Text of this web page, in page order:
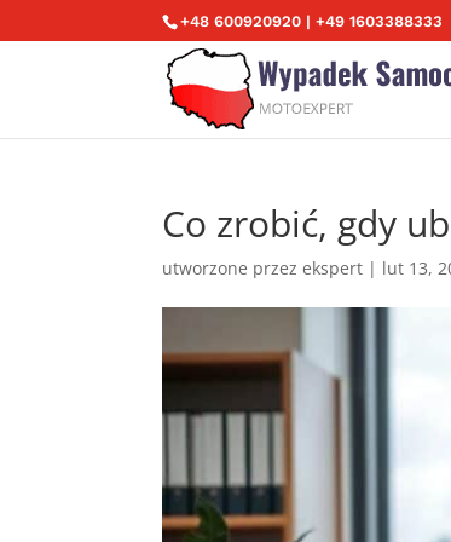
+48 600920920 | +49 1603388333
Co zrobić, gdy
utworzone przezekspert | lut 13,